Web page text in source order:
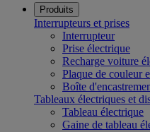
Produits
Interrupteurs et prises
Interrupteur
Prise électrique
Recharge voiture
Plaque de couleur
Boîte
Tableaux électriques et
Tableau électrique
Gaine de tableau